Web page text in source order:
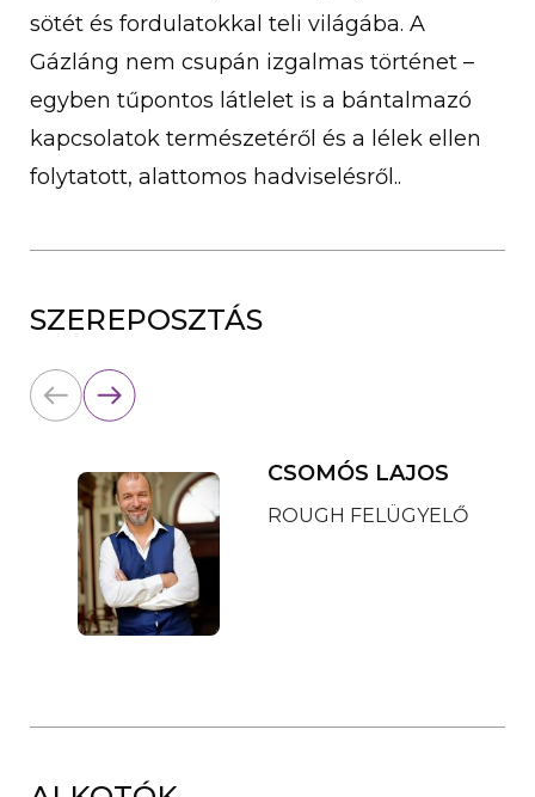
sötét és fordulatokkal teli világába. A
Gázláng nem csupán izgalmas történet –
egyben tűpontos látlelet is a bántalmazó
kapcsolatok természetéről és a lélek ellen
folytatott, alattomos hadviselésről..
SZEREPOSZTÁS
CSOMÓS LAJOS
ROUGH FELÜGYELŐ